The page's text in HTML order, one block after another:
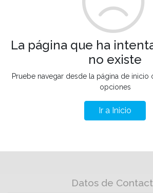
La página que ha
no existe
Pruebe navegar desde la página de
opciones
Ir a Inicio
Datos de